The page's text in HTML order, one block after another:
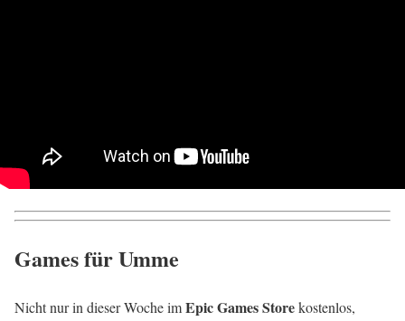
Games für Umme
Nicht nur in dieser Woche imEpic Games Storekostenlos,